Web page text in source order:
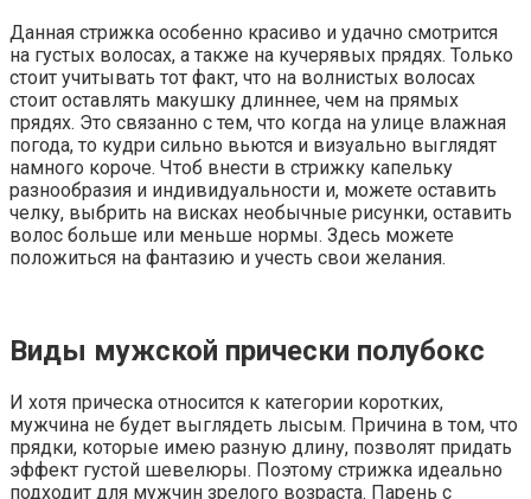
Данная стрижка особенно красиво и удачно смотрится
на густых волосах, а также на кучерявых прядях. Только
стоит учитывать тот факт, что на волнистых волосах
стоит оставлять макушку длиннее, чем на прямых
прядях. Это связанно с тем, что когда на улице влажная
погода, то кудри сильно вьются и визуально выглядят
намного короче. Чтоб внести в стрижку капельку
разнообразия и индивидуальности и, можете оставить
челку, выбрить на висках необычные рисунки, оставить
волос больше или меньше нормы. Здесь можете
положиться на фантазию и учесть свои желания.
Виды мужской прически полубокс
И хотя прическа относится к категории коротких,
мужчина не будет выглядеть лысым. Причина в том, что
прядки, которые имею разную длину, позволят придать
эффект густой шевелюры. Поэтому стрижка идеально
подходит для мужчин зрелого возраста. Парень с